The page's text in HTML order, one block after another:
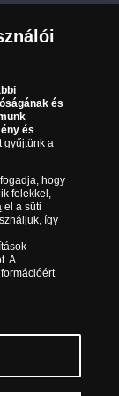
és 17.00
01-09-
Kereskedelmi
és
és
gyűjtünk a
hogy
felekkel,
el a süti
így
A